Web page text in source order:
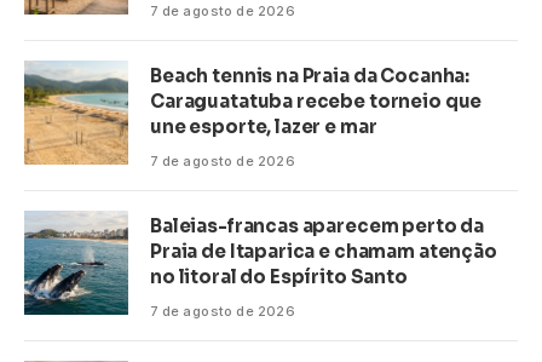
7 de agosto de 2026
Beach tennis na Praia da Cocanha:
Caraguatatuba recebe torneio que
une esporte, lazer e mar
7 de agosto de 2026
Baleias-francas aparecem perto da
Praia de Itaparica e chamam atenção
no litoral do Espírito Santo
7 de agosto de 2026